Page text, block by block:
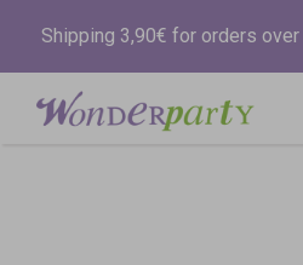
Shipping 3,90€ for orders over